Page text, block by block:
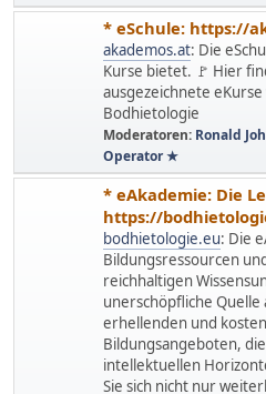
* eSchule: https://
akademos.at: Die
Kurse bietet. 🚩 Hier
ausgezeichnete
Bodhietologie
Moderatoren: Ronald
Operator ★
* eAkademie: Die
https://
bodhietologie.eu: Die
Bildungsressourcen
reichhaltigen
unerschöpfliche
erhellenden und
Bildungsangeboten,
intellektuellen
Sie sich nicht nur